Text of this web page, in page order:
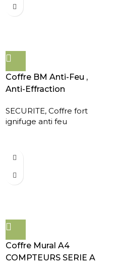
Coffre BM Anti-Feu ,
Anti-Effraction
SECURITE, Coffre fort
ignifuge anti feu
Coffre Mural A4
COMPTEURS SERIE A